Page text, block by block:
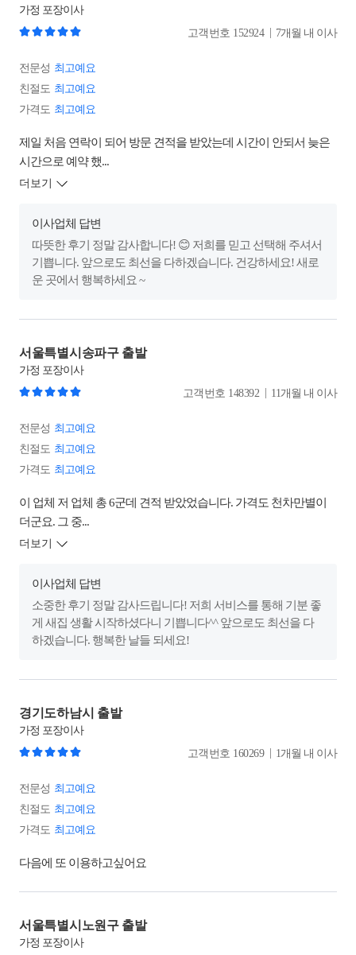
가정 포장이사
고객번호 152924 7개월 내 이사
전문성 최고예요
친절도 최고예요
가격도 최고예요
제일 처음 연락이 되어 방문 견적을 받았는데 시간이 안되서 늦은
시간으로 예약 했...
더보기
이사업체 답변
따뜻한 후기 정말 감사합니다! 😊 저희를 믿고 선택해 주셔서
기쁩니다. 앞으로도 최선을 다하겠습니다. 건강하세요! 새로
운 곳에서 행복하세요 ~
서울특별시송파구 출발
가정 포장이사
고객번호 148392 11개월 내 이사
전문성 최고예요
친절도 최고예요
가격도 최고예요
이 업체 저 업체 총 6군데 견적 받았었습니다. 가격도 천차만별이
더군요. 그 중...
더보기
이사업체 답변
소중한 후기 정말 감사드립니다! 저희 서비스를 통해 기분 좋
게 새집 생활 시작하셨다니 기쁩니다^^ 앞으로도 최선을 다
하겠습니다. 행복한 날들 되세요!
경기도하남시 출발
가정 포장이사
고객번호 160269 1개월 내 이사
전문성 최고예요
친절도 최고예요
가격도 최고예요
다음에 또 이용하고싶어요
서울특별시노원구 출발
가정 포장이사